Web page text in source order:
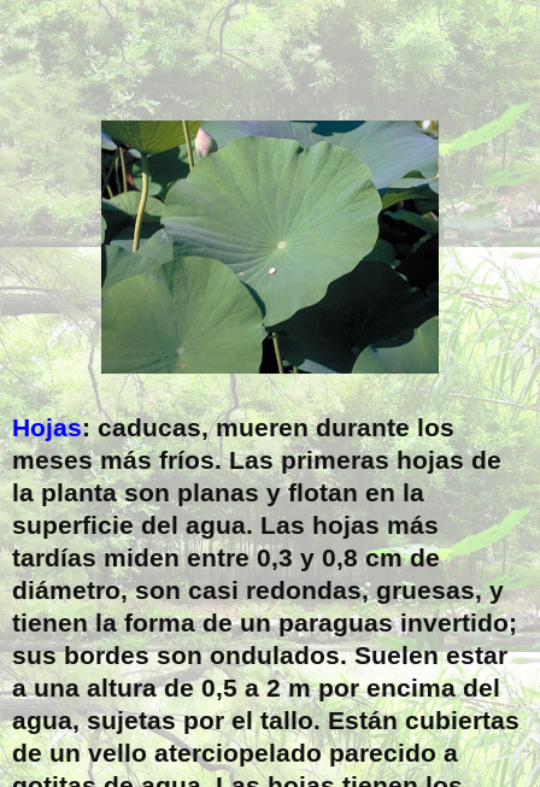
Hojas: caducas, mueren durante los
meses más fríos. Las primeras hojas de
la planta son planas y flotan en la
superficie del agua. Las hojas más
tardías miden entre 0,3 y 0,8 cm de
diámetro, son casi redondas, gruesas, y
tienen la forma de un paraguas invertido;
sus bordes son ondulados. Suelen estar
a una altura de 0,5 a 2 m por encima del
agua, sujetas por el tallo. Están cubiertas
de un vello aterciopelado parecido a